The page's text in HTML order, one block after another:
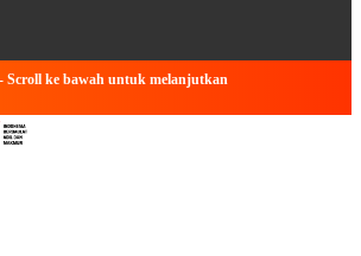
Scroll ke bawah untuk melanjutkan